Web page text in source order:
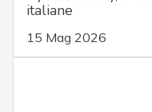
italiane
15 Mag 2026